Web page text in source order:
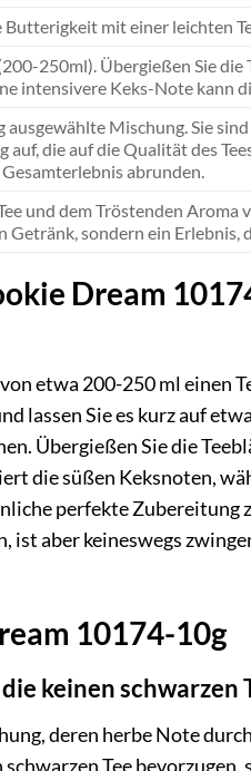
mit einer leichten
250ml). Übergießen Sie
intensivere Keks-Note kann
Mischung. Sie
die auf die Qualität des
abrunden.
und dem Tröstenden
Getränk, sondern ein
Dream
etwa 200-250 ml einen
lassen Sie es kurz auf
Übergießen Sie die
die süßen Keksnoten,
perfekte Zubereitung
aber keineswegs
10174-10g
keinen schwarzen
deren herbe Note
Tee bevorzugen,